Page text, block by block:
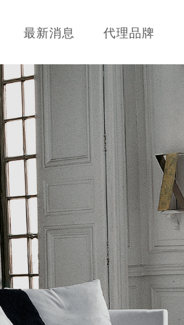
最新消息 代理品牌